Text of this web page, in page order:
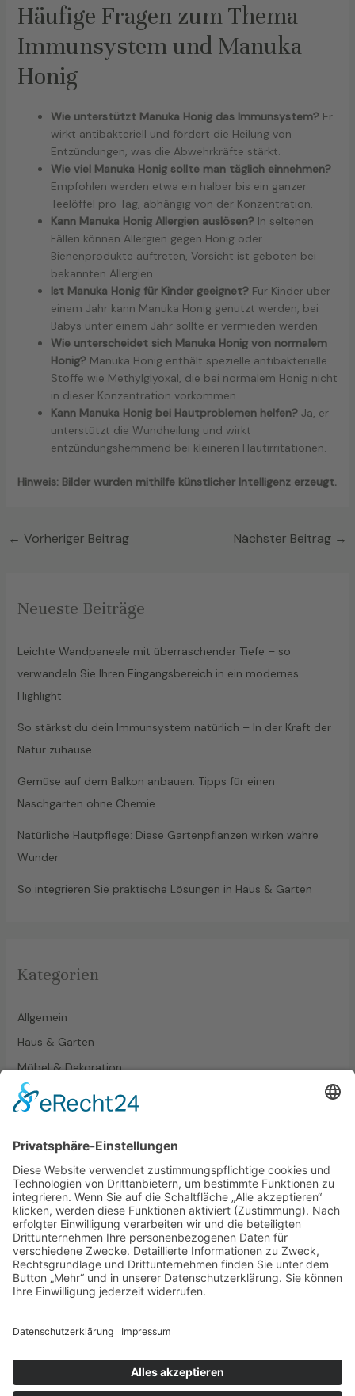
Häufige Fragen zum Thema
Immunsystem und Manuka
Honig
Wie unterstützt Manuka Honig das Immunsystem?Er
wirkt antibakteriell und fördert die Heilung von
Entzündungen, was die Abwehrkräfte stärkt.
Wie viel Manuka Honig sollte man täglich einnehmen?
Empfohlen werden etwa ein halber bis ein ganzer
Teelöffel pro Tag, abhängig von der Konzentration.
Kann Manuka Honig Allergien auslösen?In seltenen
Fällen können Allergien gegen Honig oder
Bienenprodukte auftreten, Vorsicht ist geboten bei
bekannten Allergien.
Ist Manuka Honig für Kinder geeignet?Für Kinder über
einem Jahr kann Manuka Honig genutzt werden, bei
Babys unter einem Jahr sollte er vermieden werden.
Wie unterscheidet sich Manuka Honig von normalem
Honig?Manuka Honig enthält spezielle antibakterielle
Stoffe wie Methylglyoxal, die bei normalem Honig nicht
in dieser Konzentration vorkommen.
Kann Manuka Honig bei Hautproblemen helfen?Ja, er
unterstützt die Wundheilung und wirkt
entzündungshemmend bei kleineren Hautirritationen.
Hinweis: Bilder wurden mithilfe künstlicher Intelligenz erzeugt.
← Vorheriger Beitrag Nächster Beitrag →
Neueste Beiträge
Leichte Wandpaneele mit überraschender Tiefe – so
verwandeln Sie Ihren Eingangsbereich in ein modernes
Highlight
So stärkst du dein Immunsystem natürlich – In der Kraft der
Natur zuhause
Gemüse auf dem Balkon anbauen: Tipps für einen
Naschgarten ohne Chemie
Natürliche Hautpflege: Diese Gartenpflanzen wirken wahre
Wunder
So integrieren Sie praktische Lösungen in Haus & Garten
Kategorien
Allgemein
Haus & Garten
Möbel & Dekoration
Pflanzen
Wohnen
Schlagwörter
Haus Pflanzen Wohnen
© 2026 Pflanz Wunder.